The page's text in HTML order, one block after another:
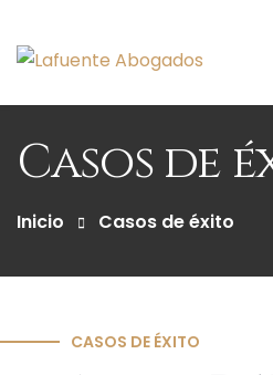
Casos de
Inicio Casos de éxito
CASOS DE ÉXITO